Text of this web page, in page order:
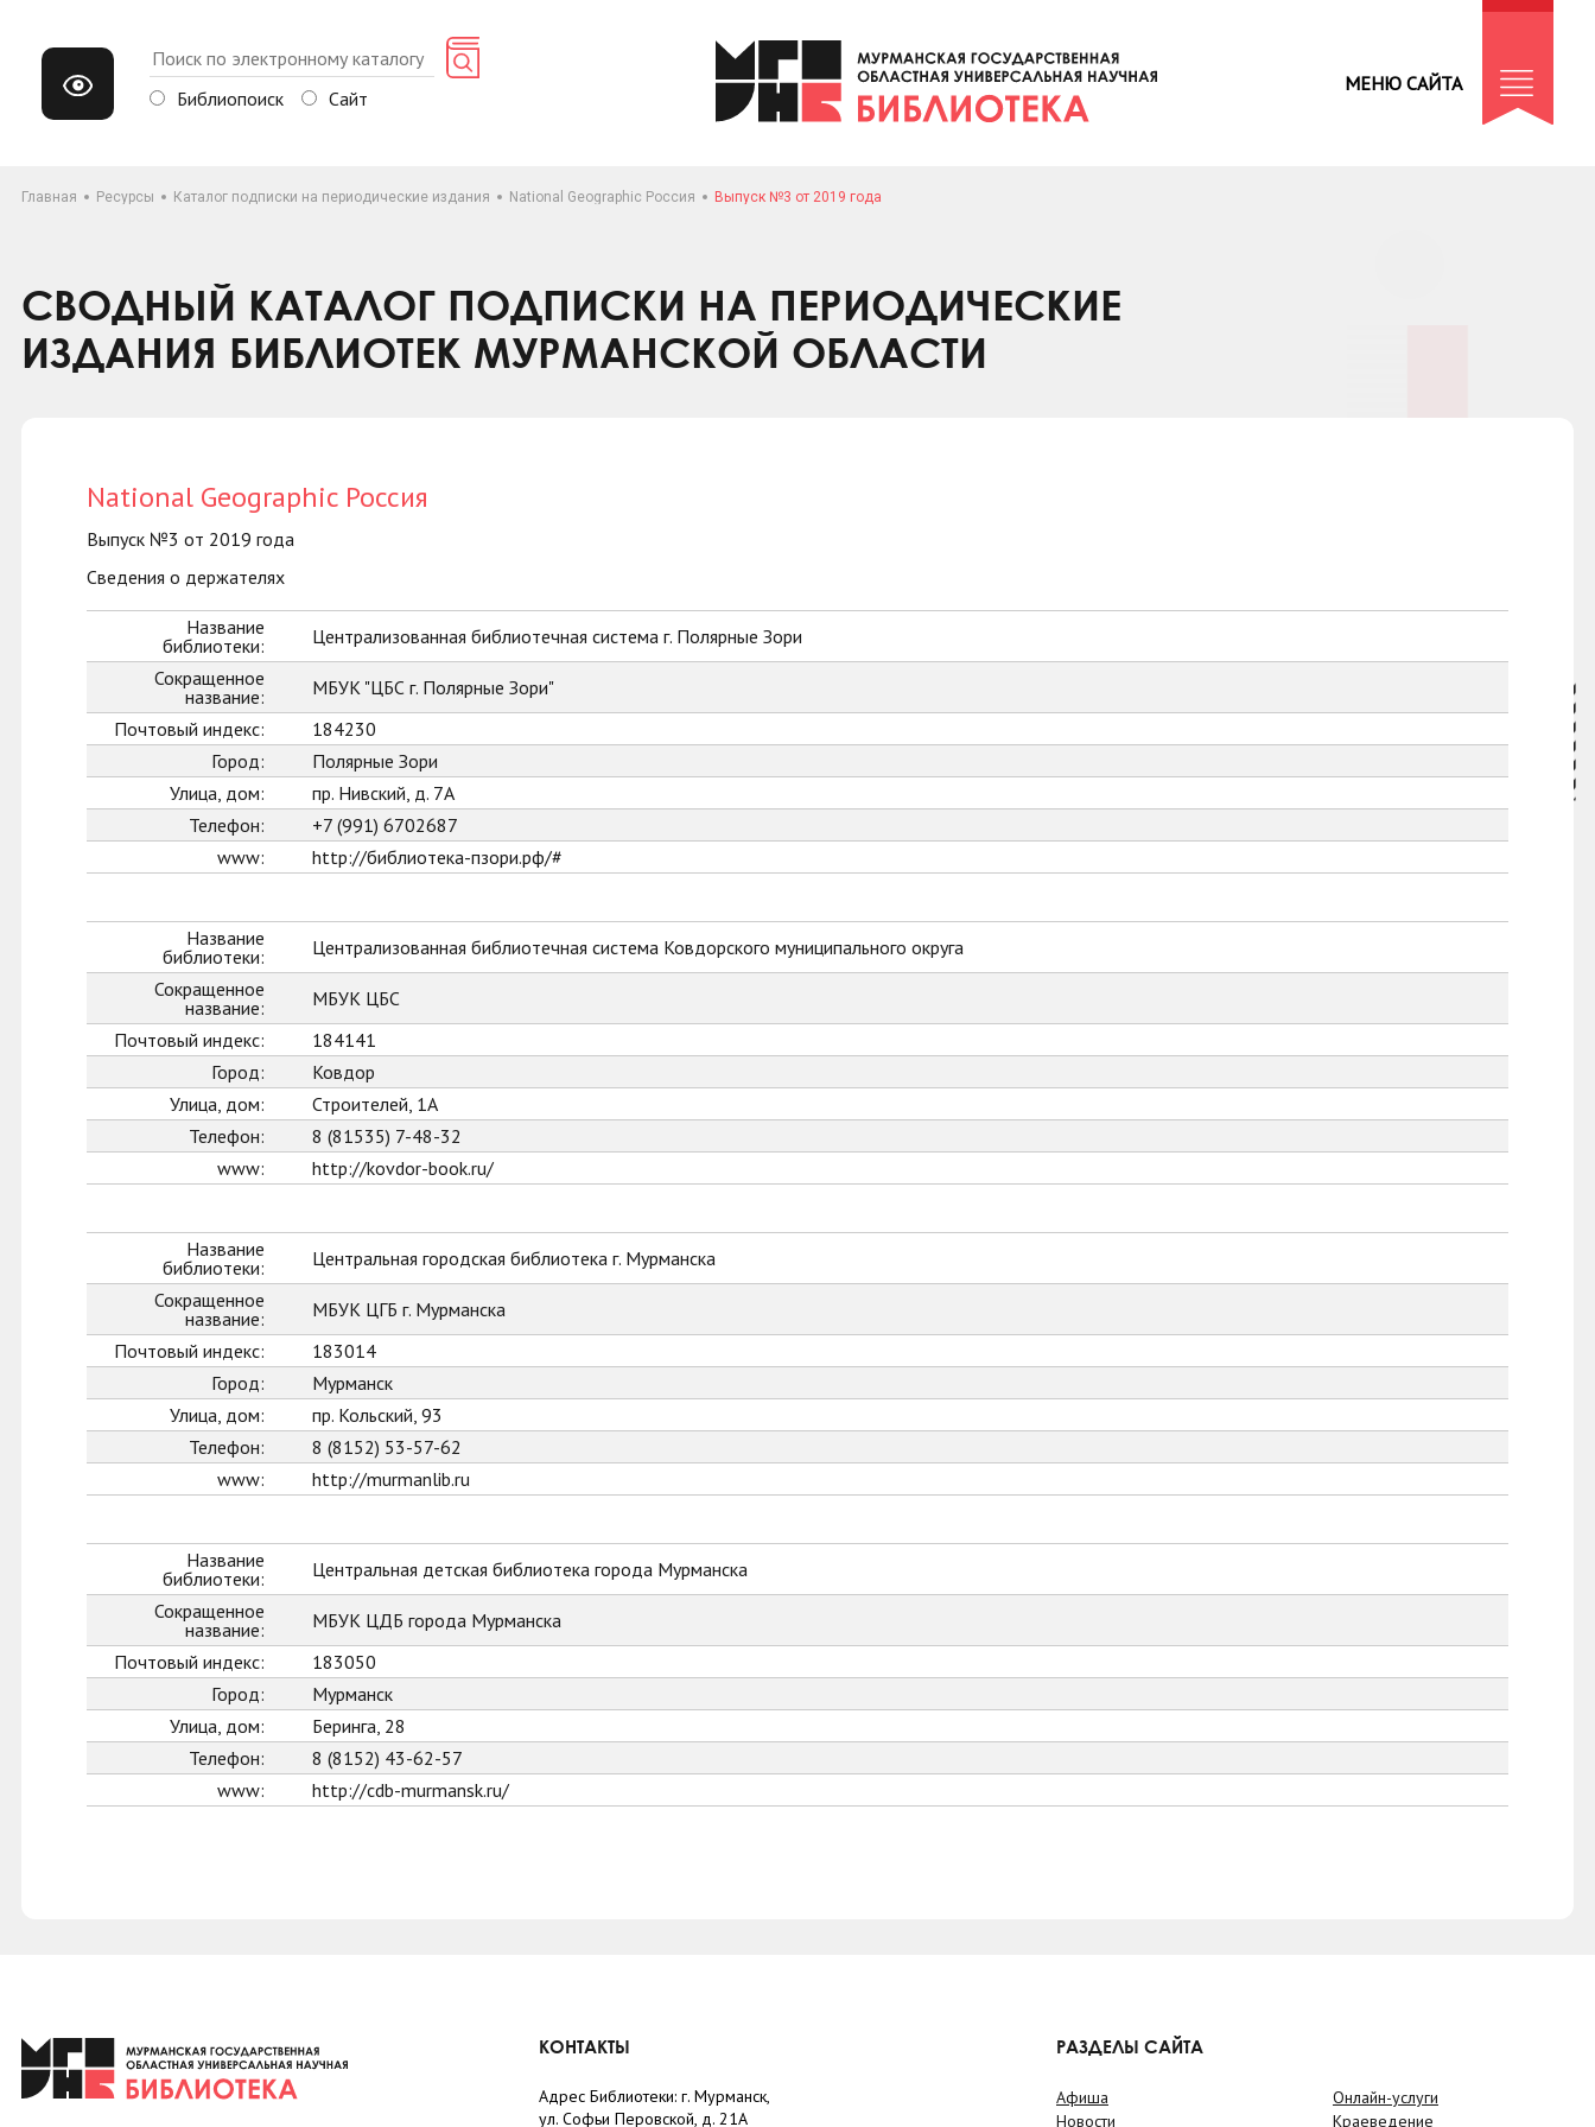
Библиопоиск Сайт
МЕНЮ САЙТА
Главная Ресурсы Каталог подписки на периодические издания National Geographic Россия Выпуск №3 от 2019 года
СВОДНЫЙ КАТАЛОГ ПОДПИСКИ НА ПЕРИОДИЧЕСКИЕ
ИЗДАНИЯ БИБЛИОТЕК МУРМАНСКОЙ ОБЛАСТИ
National Geographic Россия
Выпуск №3 от 2019 года
Сведения о держателях
Название
библиотеки:
Централизованная библиотечная система г. Полярные Зори
Сокращенное
название:
МБУК "ЦБС г. Полярные Зори"
Почтовый индекс:
184230
Город:
Полярные Зори
Улица, дом:
пр. Нивский, д. 7А
Телефон:
+7 (991) 6702687
www:
http://библиотека-пзори.рф/#
Название
библиотеки:
Централизованная библиотечная система Ковдорского муниципального округа
Сокращенное
название:
МБУК ЦБС
Почтовый индекс:
184141
Город:
Ковдор
Улица, дом:
Строителей, 1А
Телефон:
8 (81535) 7-48-32
www:
http://kovdor-book.ru/
Название
библиотеки:
Центральная городская библиотека г. Мурманска
Сокращенное
название:
МБУК ЦГБ г. Мурманска
Почтовый индекс:
183014
Город:
Мурманск
Улица, дом:
пр. Кольский, 93
Телефон:
8 (8152) 53-57-62
www:
http://murmanlib.ru
Название
библиотеки:
Центральная детская библиотека города Мурманска
Сокращенное
название:
МБУК ЦДБ города Мурманска
Почтовый индекс:
183050
Город:
Мурманск
Улица, дом:
Беринга, 28
Телефон:
8 (8152) 43-62-57
www:
http://cdb-murmansk.ru/
КОНТАКТЫ
Адрес Библиотеки: г. Мурманск,
ул. Софьи Перовской, д. 21А
РАЗДЕЛЫ САЙТА
Афиша
Новости
Онлайн-услуги
Краеведение